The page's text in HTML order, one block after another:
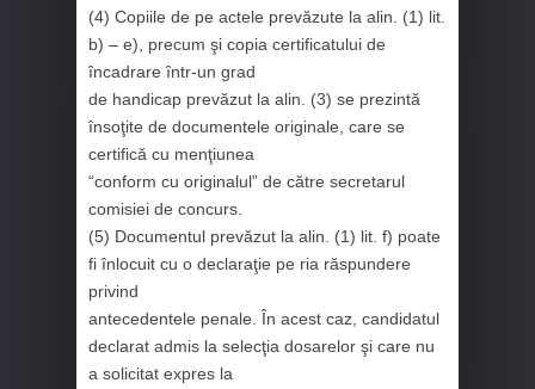
(4) Copiile de pe actele prevăzute la alin. (1) lit.
b) – e), precum şi copia certificatului de
încadrare într-un grad
de handicap prevăzut la alin. (3) se prezintă
însoţite de documentele originale, care se
certifică cu menţiunea
“conform cu originalul” de către secretarul
comisiei de concurs.
(5) Documentul prevăzut la alin. (1) lit. f) poate
fi înlocuit cu o declaraţie pe ria răspundere
privind
antecedentele penale. În acest caz, candidatul
declarat admis la selecţia dosarelor şi care nu
a solicitat expres la